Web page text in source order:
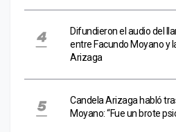
Difundieron el audio del
entre Facundo Moyano y
Arizaga
Candela Arizaga habló
Moyano: “Fue un brote